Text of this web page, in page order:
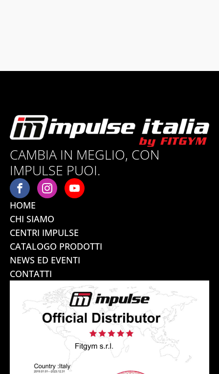
CAMBIA IN MEGLIO, CON
IMPULSE PUOI.
HOME
CHI SIAMO
CENTRI IMPULSE
CATALOGO PRODOTTI
NEWS ED EVENTI
CONTATTI